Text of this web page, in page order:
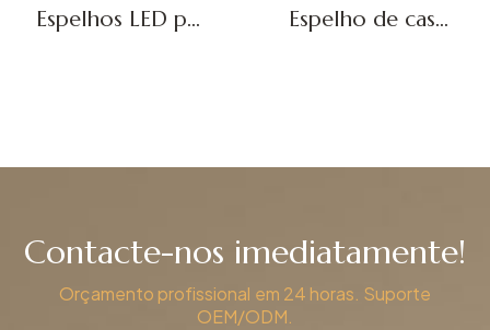
Espelhos LED por
Espelho de casa
Contacte-nos imediatamente!
Orçamento profissional em 24 horas. Suporte
OEM/ODM.